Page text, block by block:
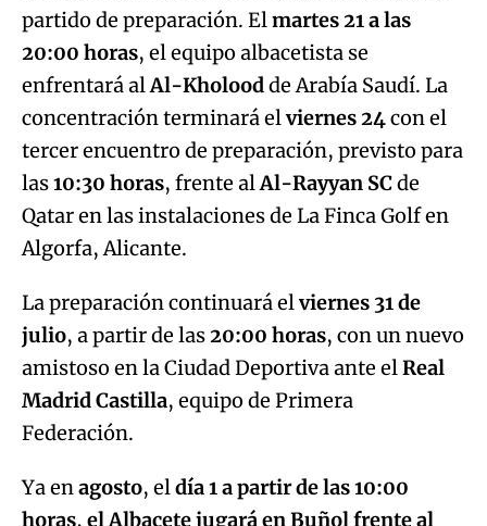
partido de preparación. Elmartes 21 a las
20:00 horas, el equipo albacetista se
enfrentará alAl-Kholoodde Arabía Saudí. La
concentración terminará elviernes 24con el
tercer encuentro de preparación, previsto para
las10:30 horas, frente alAl-Rayyan SCde
Qatar en las instalaciones de La Finca Golf en
Algorfa, Alicante.
La preparación continuará elviernes 31 de
julio, a partir de las20:00 horas, con un nuevo
amistoso en la Ciudad Deportiva ante elReal
Madrid Castilla, equipo de Primera
Federación.
Ya enagosto, eldía 1 a partir de las 10:00
horas, el Albacete jugará en Buñol frente al